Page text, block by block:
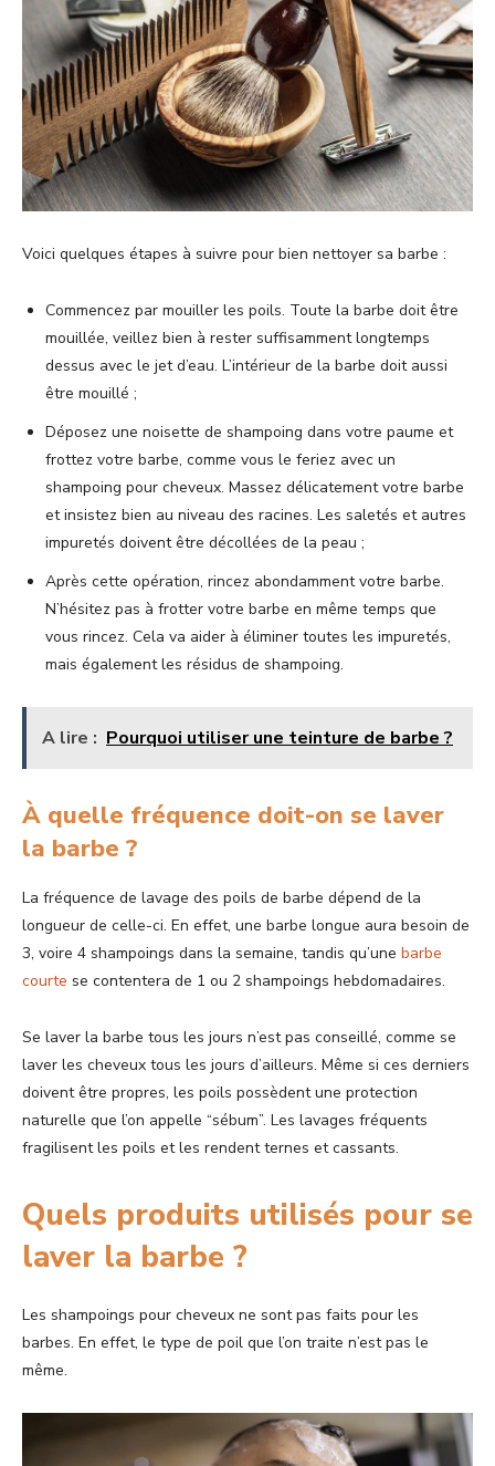
Voici quelques étapes à suivre pour bien nettoyer sa barbe :
Commencez par mouiller les poils. Toute la barbe doit être
mouillée, veillez bien à rester suffisamment longtemps
dessus avec le jet d’eau. L’intérieur de la barbe doit aussi
être mouillé ;
Déposez une noisette de shampoing dans votre paume et
frottez votre barbe, comme vous le feriez avec un
shampoing pour cheveux. Massez délicatement votre barbe
et insistez bien au niveau des racines. Les saletés et autres
impuretés doivent être décollées de la peau ;
Après cette opération, rincez abondamment votre barbe.
N’hésitez pas à frotter votre barbe en même temps que
vous rincez. Cela va aider à éliminer toutes les impuretés,
mais également les résidus de shampoing.
A lire : Pourquoi utiliser une teinture de barbe ?
À quelle fréquence doit-on se laver
la barbe ?
La fréquence de lavage des poils de barbe dépend de la
longueur de celle-ci. En effet, une barbe longue aura besoin de
3, voire 4 shampoings dans la semaine, tandis qu’une barbe
courte se contentera de 1 ou 2 shampoings hebdomadaires.
Se laver la barbe tous les jours n’est pas conseillé, comme se
laver les cheveux tous les jours d’ailleurs. Même si ces derniers
doivent être propres, les poils possèdent une protection
naturelle que l’on appelle “sébum”. Les lavages fréquents
fragilisent les poils et les rendent ternes et cassants.
Quels produits utilisés pour se
laver la barbe ?
Les shampoings pour cheveux ne sont pas faits pour les
barbes. En effet, le type de poil que l’on traite n’est pas le
même.